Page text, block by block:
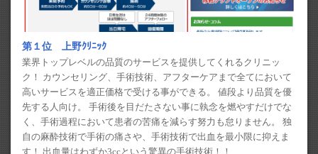
第１位 上野ｸﾘﾆｯｸ
業界トップレベルの品質のサービスを提供してくれるクリニッ
ク！ カウンセリング、手術技術、アフターケアまで全てにおいて
高いサービスを適正価格で受ける事ができる。 値段より品質を優
先する人向け。 手術後を目だたさない事に執念を燃やすだけでな
く、手術過程において患者の苦痛を減らす努力も怠りません。 独
自の麻酔技術で手術の痛さや、手術技術で出血を最小限に抑えま
す！ 出血量はわずか3ccという驚異の手術技術！！